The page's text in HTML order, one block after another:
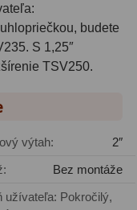
budete
S 1,25″
TSV250.
výtah:
2″
Bez montáže
Pokročilý,